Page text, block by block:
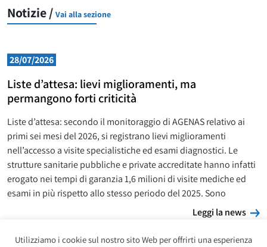
Notizie / Vai alla sezione
28/07/2026
Liste d’attesa: lievi miglioramenti, ma
permangono forti criticità
Liste d’attesa: secondo il monitoraggio di AGENAS relativo ai
primi sei mesi del 2026, si registrano lievi miglioramenti
nell’accesso a visite specialistiche ed esami diagnostici. Le
strutture sanitarie pubbliche e private accreditate hanno infatti
erogato nei tempi di garanzia 1,6 milioni di visite mediche ed
esami in più rispetto allo stesso periodo del 2025. Sono
Leggi la news
Utilizziamo i cookie sul nostro sito Web per offrirti una esperienza